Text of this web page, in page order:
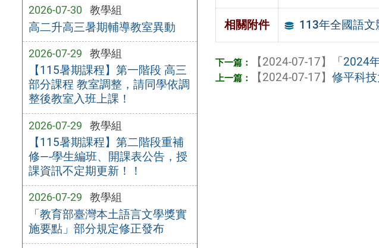
2026-07-30 教學組
高二升高三暑期輔導教室異動
2026-07-29 教學組
【115暑期課程】第一階段 高三
部分課程 教室調整，請同學依調
整後教室入班上課！
2026-07-29 教學組
【115暑期課程】第二階段重補
修—-學生編班、開課表公告，授
課資訊不定期更新！！
2026-07-29 教學組
「教育部臺灣本土語言文學獎實
施要點」部分規定修正發布
相關附件 113年全國語文
【2024-07-17】
「2024
【2024-07-17】修平科